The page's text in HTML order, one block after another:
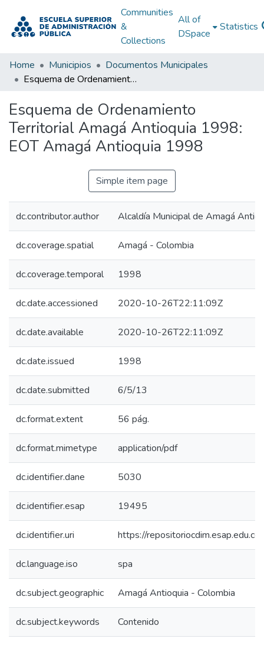
Communities
&
Collections
All of
DSpace
Statistics
Home Municipios
Documentos Municipales
Esquema de Ordenamiento Territorial Amagá Antioquia 1998: EOT Amagá Antioquia 1998
Esquema de Ordenamiento
Territorial Amagá Antioquia 1998:
EOT Amagá Antioquia 1998
Simple item page
dc.contributor.author Alcaldía Municipal de Amagá
dc.coverage.spatial Amagá - Colombia
dc.coverage.temporal 1998
dc.date.accessioned 2020-10-26T22:11:09Z
dc.date.available 2020-10-26T22:11:09Z
dc.date.issued 1998
dc.date.submitted 6/5/13
dc.format.extent 56 pág.
dc.format.mimetype application/pdf
dc.identifier.dane 5030
dc.identifier.esap 19495
dc.identifier.uri https://
dc.language.iso spa
dc.subject.geographic Amagá Antioquia - Colombia
dc.subject.keywords Contenido